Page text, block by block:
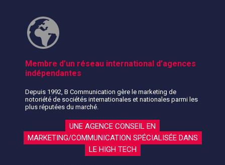
Membre d’un réseau international d’agences
indépendantes
Depuis 1992, B Communication gère le marketing de
notoriété de sociétés internationales et nationales parmi les
plus réputées du marché.
UNE AGENCE CONSEIL EN
MARKETING/COMMUNICATION SPÉCIALISÉE DANS
LE HIGH TECH